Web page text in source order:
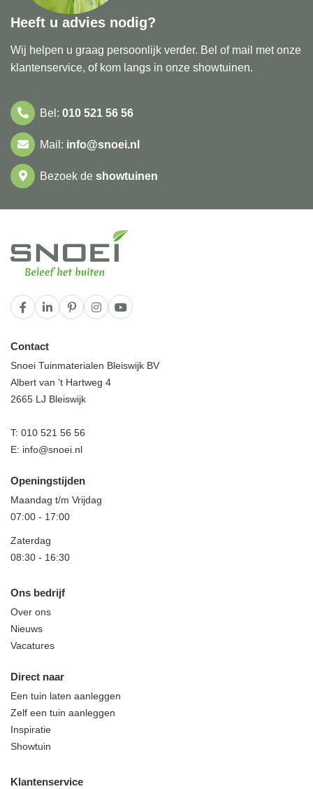
Heeft u advies nodig?
Wij helpen u graag persoonlijk verder. Bel of mail met onze
klantenservice, of kom langs in onze showtuinen.
Bel: 010 521 56 56
Mail: info@snoei.nl
Bezoek de showtuinen
Contact
Snoei Tuinmaterialen Bleiswijk BV
Albert van 't Hartweg 4
2665 LJ Bleiswijk
T: 010 521 56 56
E: info@snoei.nl
Openingstijden
Maandag t/m Vrijdag
07:00 - 17:00
Zaterdag
08:30 - 16:30
Ons bedrijf
Over ons
Nieuws
Vacatures
Direct naar
Een tuin laten aanleggen
Zelf een tuin aanleggen
Inspiratie
Showtuin
Klantenservice